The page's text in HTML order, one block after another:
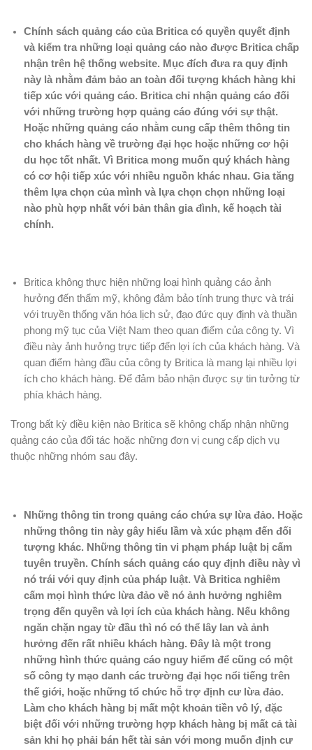
Chính sách quảng cáo của Britica có quyền quyết định
và kiểm tra những loại quảng cáo nào được Britica chấp
nhận trên hệ thống website. Mục đích đưa ra quy định
này là nhằm đảm bảo an toàn đối tượng khách hàng khi
tiếp xúc với quảng cáo. Britica chỉ nhận quảng cáo đối
với những trường hợp quảng cáo đúng với sự thật.
Hoặc những quảng cáo nhằm cung cấp thêm thông tin
cho khách hàng về trường đại học hoặc những cơ hội
du học tốt nhất. Vì Britica mong muốn quý khách hàng
có cơ hội tiếp xúc với nhiều nguồn khác nhau. Gia tăng
thêm lựa chọn của mình và lựa chọn chọn những loại
nào phù hợp nhất với bản thân gia đình, kế hoạch tài
chính.
Britica không thực hiện những loại hình quảng cáo ảnh
hưởng đến thẩm mỹ, không đảm bảo tính trung thực và trái
với truyền thống văn hóa lịch sử, đạo đức quy định và thuần
phong mỹ tục của Việt Nam theo quan điểm của công ty. Vì
điều này ảnh hưởng trực tiếp đến lợi ích của khách hàng. Và
quan điểm hàng đầu của công ty Britica là mang lại nhiều lợi
ích cho khách hàng. Để đảm bảo nhận được sự tin tưởng từ
phía khách hàng.
Trong bất kỳ điều kiện nào Britica sẽ không chấp nhận những
quảng cáo của đối tác hoặc những đơn vị cung cấp dịch vụ
thuộc những nhóm sau đây.
Những thông tin trong quảng cáo chứa sự lừa đảo. Hoặc
những thông tin này gây hiểu lầm và xúc phạm đến đối
tượng khác. Những thông tin vi phạm pháp luật bị cấm
tuyên truyền. Chính sách quảng cáo quy định điều này vì
nó trái với quy định của pháp luật. Và Britica nghiêm
cấm mọi hình thức lừa đảo về nó ảnh hưởng nghiêm
trọng đến quyền và lợi ích của khách hàng. Nếu không
ngăn chặn ngay từ đầu thì nó có thể lây lan và ảnh
hưởng đến rất nhiều khách hàng. Đây là một trong
những hình thức quảng cáo nguy hiểm để cũng có một
số công ty mạo danh các trường đại học nổi tiếng trên
thế giới, hoặc những tổ chức hỗ trợ định cư lừa đảo.
Làm cho khách hàng bị mất một khoản tiền vô lý, đặc
biệt đối với những trường hợp khách hàng bị mất cả tài
sản khi họ phải bán hết tài sản với mong muốn định cư